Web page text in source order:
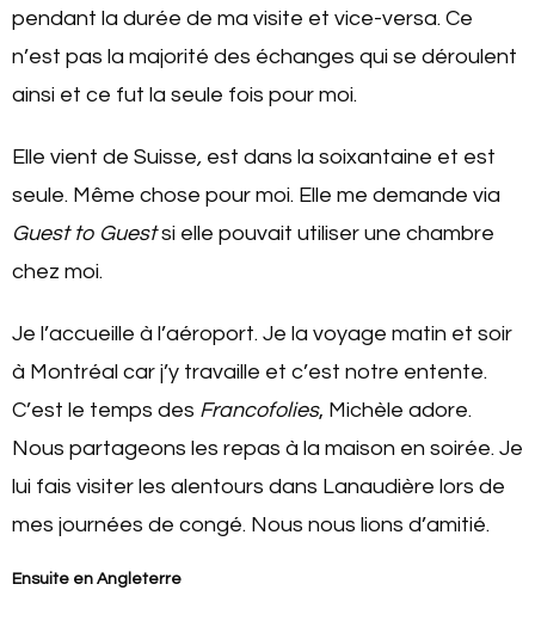
pendant la durée de ma visite et vice-versa. Ce
n’est pas la majorité des échanges qui se déroulent
ainsi et ce fut la seule fois pour moi.
Elle vient de Suisse, est dans la soixantaine et est
seule. Même chose pour moi. Elle me demande via
Guest to Guestsi elle pouvait utiliser une chambre
chez moi.
Je l’accueille à l’aéroport. Je la voyage matin et soir
à Montréal car j’y travaille et c’est notre entente.
C’est le temps des Francofolies, Michèle adore.
Nous partageons les repas à la maison en soirée. Je
lui fais visiter les alentours dans Lanaudière lors de
mes journées de congé. Nous nous lions d’amitié.
Ensuite en Angleterre